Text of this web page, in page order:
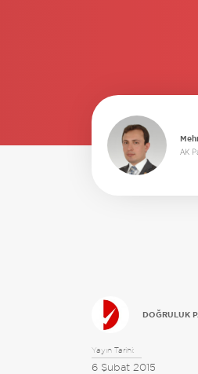
AK
DOĞRULUK
Yayın Tarihi:
6 Şubat 2015